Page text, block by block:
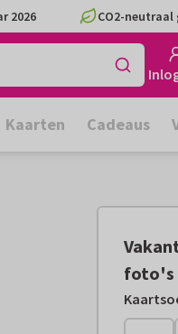
2026 CO2-neutraal
Kaarten Cadeaus
foto's
Vanaf:€